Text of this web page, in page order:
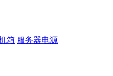
箱 服务器电源